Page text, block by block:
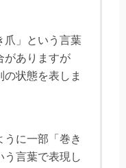
爪」という言葉
がありますが
の状態を表しま
うに一部「巻き
う言葉で表現し